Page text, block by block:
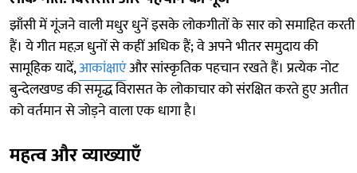
झाँसी में गूंजने वाली मधुर धुनें इसके लोकगीतों के सार को समाहित करती
हैं। ये गीत महज़ धुनों से कहीं अधिक हैं; वे अपने भीतर समुदाय की
सामूहिक यादें,आकांक्षाएंऔर सांस्कृतिक पहचान रखते हैं। प्रत्येक नोट
बुन्देलखण्ड की समृद्ध विरासत के लोकाचार को संरक्षित करते हुए अतीत
को वर्तमान से जोड़ने वाला एक धागा है।
महत्व और व्याख्याएँ